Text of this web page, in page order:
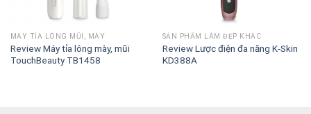
MÁY TỈA LÔNG MŨI, MÀY
Review Máy tỉa lông mày, mũi
TouchBeauty TB1458
SẢN PHẨM LÀM ĐẸP KHÁC
Review Lược điện đa năng K-Skin
KD388A